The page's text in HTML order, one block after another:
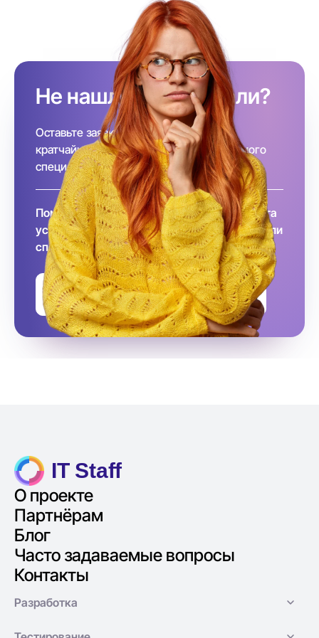
Не нашли, кого искали?
Оставьте заявку и, наша команда в
кратчайшие сроки подберёт необходимого
специалиста за вас!
Помните, что заключение договора и оплата
услуг происходит после того, как вы выбрали
специалиста
Оставить заявку на подбор
IT Staff
О проекте
Партнёрам
Блог
Часто задаваемые вопросы
Контакты
Разработка